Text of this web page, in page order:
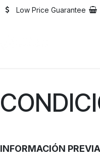
Low Price Guarantee
INFORMACIÓN